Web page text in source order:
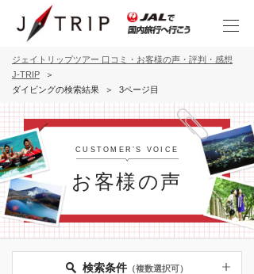
ジェイトリップツアー 口コミ・お客様の声・評判・感想
J-TRIP
ダイビングの検索結果
3ページ目
CUSTOMER’S VOICE
お客様の声
検索条件 （複数選択可）